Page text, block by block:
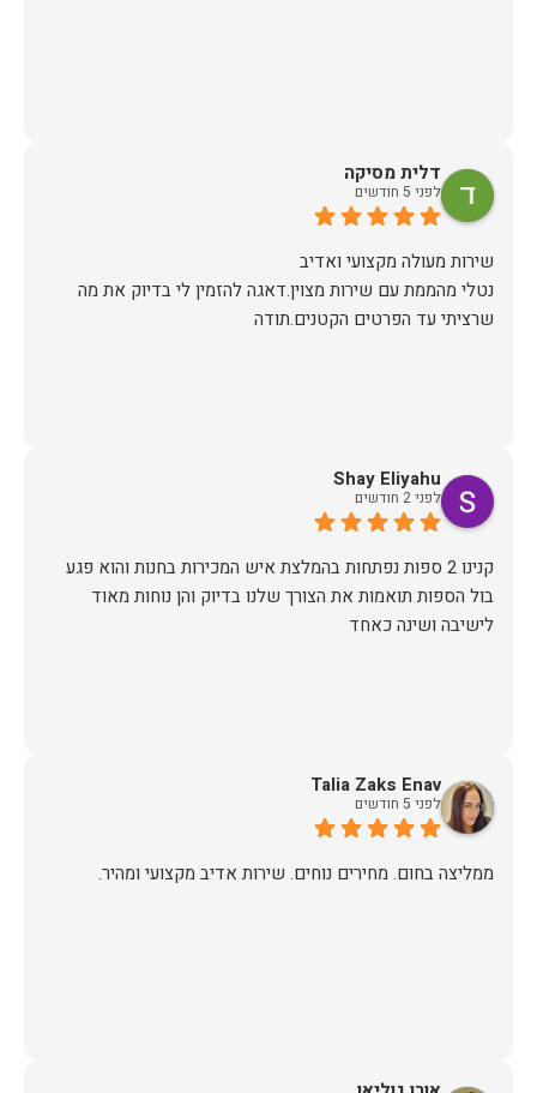
דלית מסיקה
לפני 5 חודשים
נטלי מהממת עם שירות מצוין.דאגה להזמין לי בדיוק את מה
שרציתי עד הפרטים הקטנים.תודה
Shay Eliyahu
לפני 2 חודשים
קנינו 2 ספות נפתחות בהמלצת איש המכירות בחנות והוא פגע
בול הספות תואמות את הצורך שלנו בדיוק והן נוחות מאוד
לישיבה ושינה כאחד
Talia Zaks Enav
לפני 5 חודשים
ממליצה בחום. מחירים נוחים. שירות אדיב מקצועי ומהיר.